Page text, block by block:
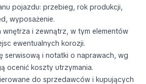
pojazdu: przebieg, rok produkcji,
wyposażenie.
wnętrza i zewnątrz, w tym elementów
ewentualnych korozji.
serwisową i notatki o naprawach, wg
ocenić koszty utrzymania.
do sprzedawców i kupujących